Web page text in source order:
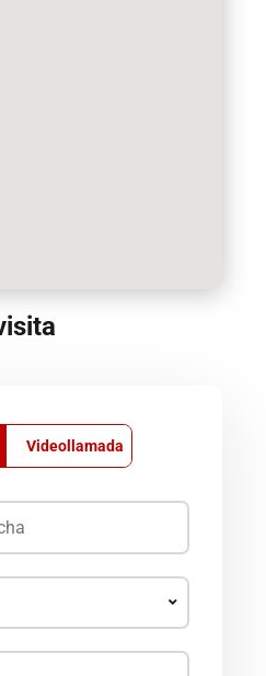
Videollamada